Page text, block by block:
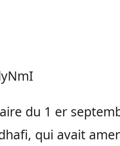
du 1 er
qui avait